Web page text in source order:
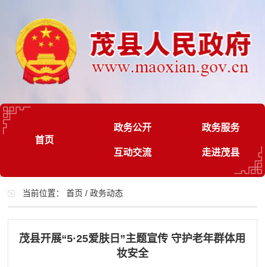
首页
政务公开 政务服务
互动交流 走进茂县
当前位置：首页 /政务动态
茂县开展“5·25爱肤日”主题宣传 守护老年群体用
妆安全